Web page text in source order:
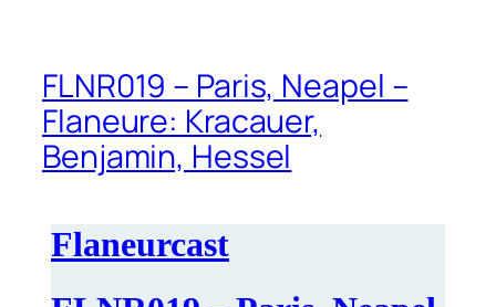
FLNR019 – Paris, Neapel –
Flaneure: Kracauer,
Benjamin, Hessel